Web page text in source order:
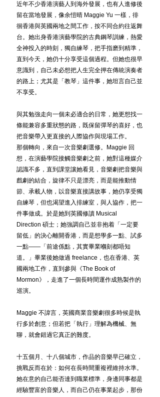
近年不少香港演藝人到海外發展，也有人進修後
留在當地發展，像余愷晴 Maggie Yu 一樣，徘
徊香港與英國兩地之間工作，按不同合約往返舞
台。她出身香港演藝學院的古典鋼琴訓練，熱愛
全神投入的時刻，獨自練琴，把手指磨到精準，
直到今天，她仍十分享受這個過程。但她也很早
意識到，自己未必想把人生完全押在傳統演奏者
的路上；尤其是「教琴」這件事，她坦言自己並
不享受。
與其勉強走向一個未必適合的日常，她更想找一
條能兼容多重狀態的路，既保留彈琴的喜好，也
把音樂帶入更直接的人際協作與現場工作。
那個轉向，來自一次音樂劇選修。Maggie 回
想，在演藝學院接觸音樂劇之前，她對這種媒介
認識不多，直到課堂讓她看見，音樂劇把音樂與
戲劇的結合，旋律不只是漂亮，而是能推動情
節、承載人物，以音樂直接講故事，她仍享受獨
自練琴，但也渴望進入排練室，與人協作，把一
件事做成。於是她到英國修讀 Musical
Direction 碩士；她強調自己並非抱着「一定要
留低」的決心離開香港，而是想學多一點、試多
一點——「前途係點，其實畢業嗰刻都唔知
道。」畢業後她做過 freelance，也在香港、英
國兩地工作，直到參與《The Book of
Mormon》，走進了一個長時間運作成熟製作的
巡演。
Maggie 不諱言，英國商業音樂劇很多時候是執
行多於創意；但若把「執行」理解為機械、無
聊，就會錯過它真正的難度。
十五個月、十八個城市，作品的音樂早已確立，
挑戰反而在於：如何在長時間重複裡維持水準。
她在意的自己能否達到職業標準，身邊同事都是
經驗豐富的音樂人，而自己仍在事業起步，那份